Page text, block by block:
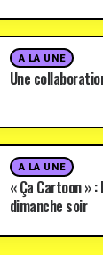
A LA UNE
Une
A LA UNE
« Ça Cartoon »
dimanche soir